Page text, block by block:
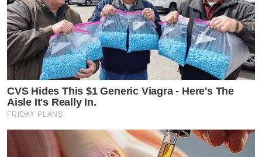
CVS Hides This $1 Generic Viagra - Here's The
Aisle It's Really In.
FRIDAY PLANS